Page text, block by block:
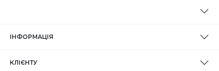
ІНФОРМАЦІЯ
КЛІЄНТУ